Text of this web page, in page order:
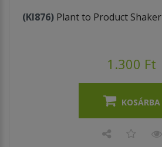
(KI876) Plant to Product Shaker
1.300 Ft
KOSÁRBA